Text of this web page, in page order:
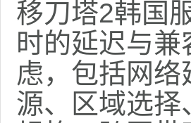
移刀塔2韩国
时的延迟与兼
虑，包括网络
源、区域选择